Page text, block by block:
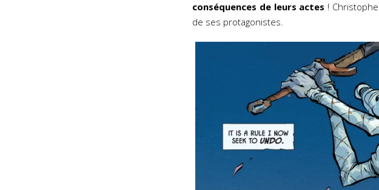
conséquences de leurs actes !
de ses protagonistes.